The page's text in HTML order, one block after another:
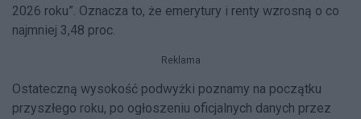
2026 roku”. Oznacza to, że emerytury i renty wzrosną o co
najmniej 3,48 proc.
Reklama
Ostateczną wysokość podwyżki poznamy na początku
przyszłego roku, po ogłoszeniu oficjalnych danych przez